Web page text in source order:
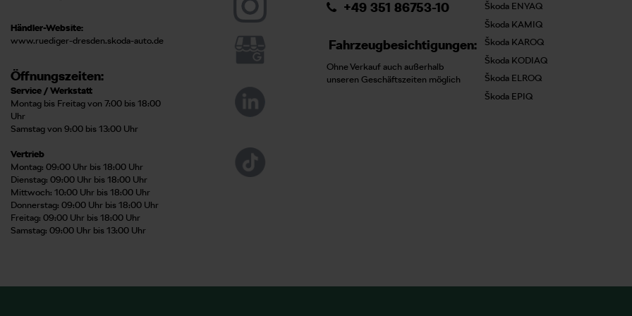
Händler-Website:
www.ruediger-dresden.skoda-auto.de
Öffnungszeiten:
Service / Werkstatt
Montag bis Freitag von 7:00 bis 18:00
Uhr
Samstag von 9:00 bis 13:00 Uhr
Vertrieb
Montag: 09:00 Uhr bis 18:00 Uhr
Dienstag: 09:00 Uhr bis 18:00 Uhr
Mittwoch: 10:00 Uhr bis 18:00 Uhr
Donnerstag: 09:00 Uhr bis 18:00 Uhr
Freitag: 09:00 Uhr bis 18:00 Uhr
Samstag: 09:00 Uhr bis 13:00 Uhr
+49 351 86753-10
Fahrzeugbesichtigungen:
Ohne Verkauf auch außerhalb
unseren Geschäftszeiten möglich
Škoda ENYAQ
Škoda KAMIQ
Škoda KAROQ
Škoda KODIAQ
Škoda ELROQ
Škoda EPIQ